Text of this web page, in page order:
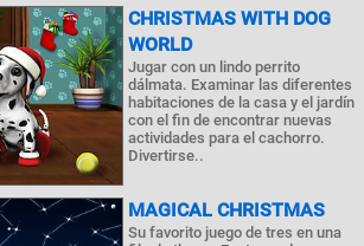
CHRISTMAS WITH DOG
WORLD
Jugar con un lindo perrito
dálmata. Examinar las diferentes
habitaciones de la casa y el jardín
con el fin de encontrar nuevas
actividades para el cachorro.
Divertirse..
MAGICAL CHRISTMAS
Su favorito juego de tres en una